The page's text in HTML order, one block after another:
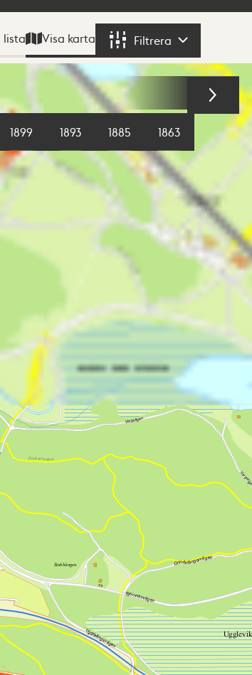
lista Visa karta Filtrera
1899 1893 1885 1863 1855